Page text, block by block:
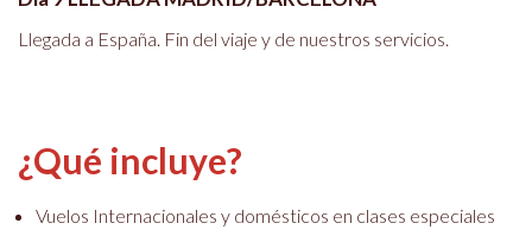
Llegada a España. Fin del viaje y de nuestros servicios.
¿Qué incluye?
Vuelos Internacionales y domésticos en clases especiales